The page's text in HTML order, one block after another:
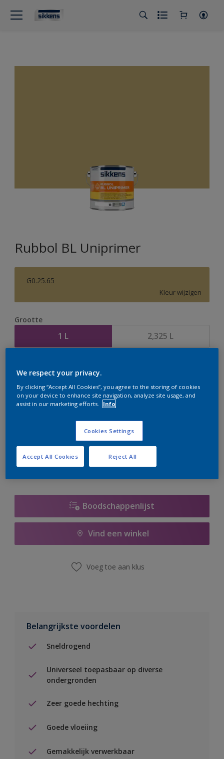
Rubbol BL Uniprimer
G0.25.65
Kleur wijzigen
Grootte
1 L 2,325 L
Bereken
Op dit moment is het niet mogelijk dit product online
te bestellen. Houd de website in de gaten, we werken
er hard aan om de voorraad aan te vullen.
Boodschappenlijst
Vind een winkel
Voeg toe aan klus
Belangrijkste voordelen
Sneldrogend
Universeel toepasbaar op diverse
ondergronden
Zeer goede hechting
Goede vloeiing
Gemakkelijk verwerkbaar
We respect your privacy.
By clicking “Accept All Cookies”, you agree to the storing of cookies
on your device to enhance site navigation, analyze site usage, and
assist in our marketing efforts.
Info
Cookies Settings
Reject All
Accept All Cookies